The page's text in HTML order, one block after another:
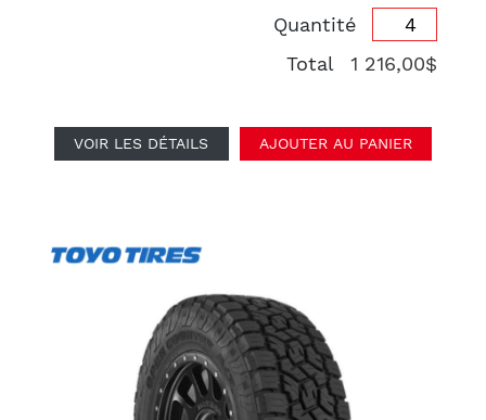
Quantité
Total
1 216,00$
VOIR LES DÉTAILS AJOUTER AU PANIER